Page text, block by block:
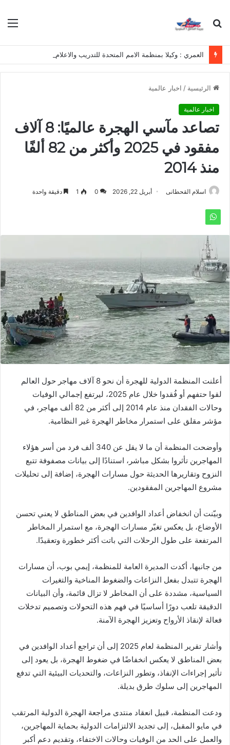
بحث
الرئيسية / اخبار عالمية
اخبار عالمية
تصاعد مآسي الهجرة عالميًا: 8 آلاف
مفقود في 2025 وأكثر من 82 ألفًا
منذ 2014
اسلام القحطانى أبريل 22, 2026 0
1 دقيقة واحدة
أعلنت المنظمة الدولية للهجرة
أن نحو 8 آلاف مهاجر حول العالم
لقوا حتفهم أو فُقدوا خلال عام 2025، ليرتفع إجمالي الوفيات
وحالات الفقدان منذ عام 2014 إلى أكثر من 82 ألف مهاجر، في
مؤشر مقلق على استمرار مخاطر الهجرة غير النظامية.
وأوضحت المنظمة أن ما لا يقل عن 340 ألف فرد من أسر هؤلاء
المهاجرين تأثروا بشكل مباشر، استنادًا إلى بيانات مصفوفة تتبع
النزوح وتقاريرها الحديثة حول مسارات الهجرة، إضافة إلى تحليلات
مشروع المهاجرين المفقودين.
وبيّنت أن انخفاض أعداد الوافدين في بعض المناطق لا يعني تحسن
الأوضاع، بل يعكس تغيّر مسارات الهجرة، مع استمرار المخاطر
المرتفعة على طول الرحلات التي باتت أكثر خطورة وتعقيدًا.
من جانبها، أكدت المديرة العامة للمنظمة، إيمي بوب، أن مسارات
الهجرة تتبدل بفعل النزاعات والضغوط المناخية والتغيرات
السياسية، مشددة على أن المخاطر لا تزال قائمة، وأن البيانات
الدقيقة تلعب دورًا أساسيًا في فهم هذه التحولات وتصميم تدخلات
فعالة لإنقاذ الأرواح وتعزيز الهجرة الآمنة.
وأشار تقرير المنظمة لعام 2025 إلى أن تراجع أعداد الوافدين في
بعض المناطق لا يعكس انخفاضًا في ضغوط الهجرة، بل يعود إلى
تأثير إجراءات الإنفاذ، وتطور النزاعات، والتحديات البيئية التي تدفع
المهاجرين إلى سلوك طرق بديلة.
ودعت المنظمة، قبيل انعقاد منتدى مراجعة الهجرة الدولية المرتقب
في مايو المقبل، إلى تجديد الالتزامات الدولية بحماية المهاجرين،
والعمل على الحد من الوفيات وحالات الاختفاء، وتقديم دعم أكبر